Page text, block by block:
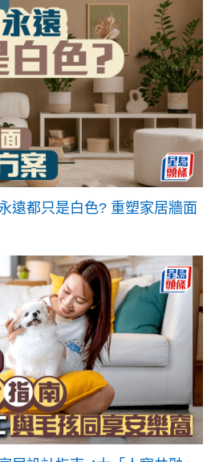
遠都只是白色? 重塑家居牆面